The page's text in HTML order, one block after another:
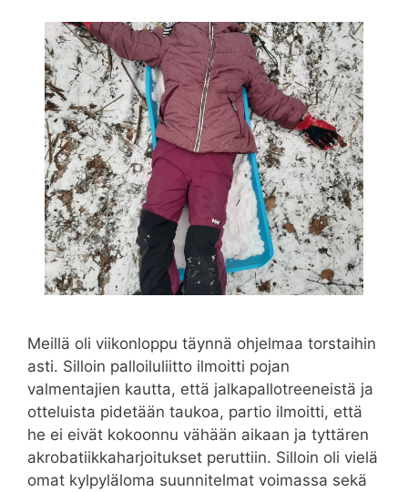
Meillä oli viikonloppu täynnä ohjelmaa torstaihin
asti. Silloin palloiluliitto ilmoitti pojan
valmentajien kautta, että jalkapallotreeneistä ja
otteluista pidetään taukoa, partio ilmoitti, että
he ei eivät kokoonnu vähään aikaan ja tyttären
akrobatiikkaharjoitukset peruttiin. Silloin oli vielä
omat kylpyläloma suunnitelmat voimassa sekä